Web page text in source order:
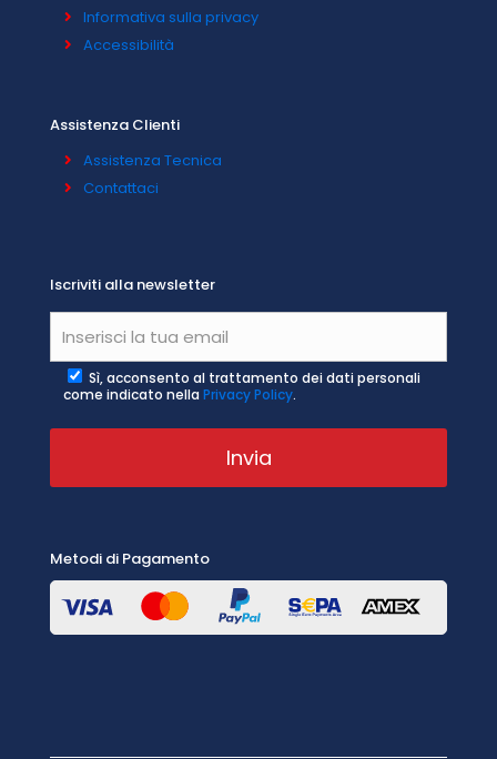
Informativa sulla privacy
Accessibilità
Assistenza Clienti
Assistenza Tecnica
Contattaci
Iscriviti alla newsletter
Sì, acconsento al trattamento dei dati personali
come indicato nella Privacy Policy.
Metodi di Pagamento